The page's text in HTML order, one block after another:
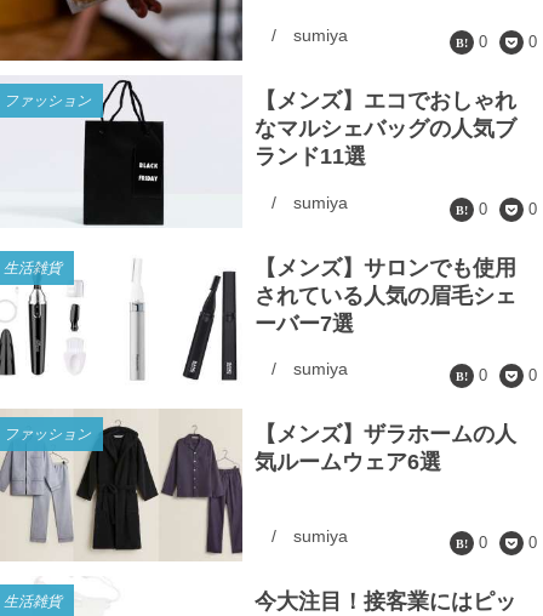
/ sumiya 0 0
ファッション
【メンズ】エコでおしゃれ
なマルシェバッグの人気ブ
ランド11選
/ sumiya 0 0
生活雑貨
【メンズ】サロンでも使用
されている人気の眉毛シェ
ーバー7選
/ sumiya 0 0
ファッション
【メンズ】ザラホームの人
気ルームウェア6選
/ sumiya 0 0
生活雑貨
今大注目！接客業にはピッ